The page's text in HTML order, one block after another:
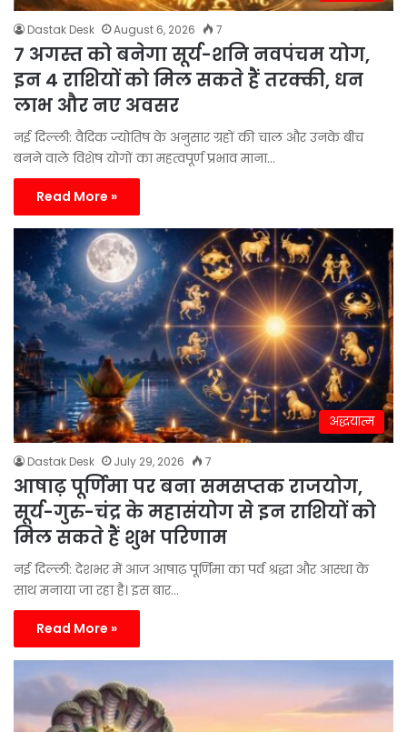
Dastak Desk August 6, 2026 7
7 अगस्त को बनेगा सूर्य-शनि नवपंचम योग,
इन 4 राशियों को मिल सकते हैं तरक्की, धन
लाभ और नए अवसर
नई दिल्ली: वैदिक ज्योतिष के अनुसार ग्रहों की चाल और उनके बीच
बनने वाले विशेष योगों का महत्वपूर्ण प्रभाव माना…
Read More »
अद्धयात्म
Dastak Desk July 29, 2026 7
आषाढ़ पूर्णिमा पर बना समसप्तक राजयोग,
सूर्य-गुरु-चंद्र के महासंयोग से इन राशियों को
मिल सकते हैं शुभ परिणाम
नई दिल्ली: देशभर में आज आषाढ़ पूर्णिमा का पर्व श्रद्धा और आस्था के
साथ मनाया जा रहा है। इस बार…
Read More »